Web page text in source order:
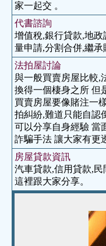
家一起交 。
代書諮詢
增值稅,銀行貸款,地
量申請,分割合併,繼承
法拍屋討論
與一般買賣房屋比較,
換得一個棲身之所 但
買賣房屋要像賭注一
拍糾紛,難道只能自認
可以分享自身經驗 當
詐騙手法 讓大家有更
房屋貸款資訊
汽車貸款,信用貸款,
這裡跟大家分享。